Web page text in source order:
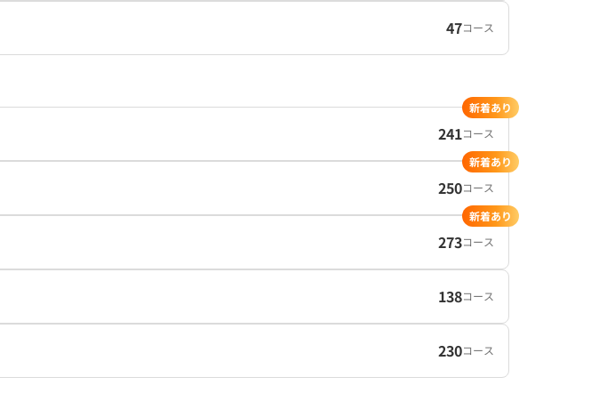
47コース
241コース
新着あり
250コース
新着あり
273コース
新着あり
138コース
230コース